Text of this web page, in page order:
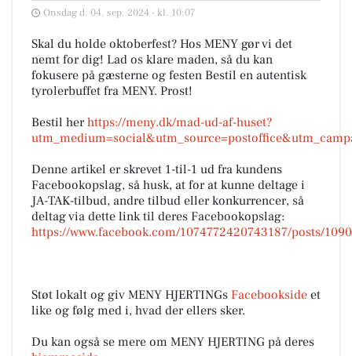
Onsdag d. 04. sep. 2024 - kl. 10:07
Skal du holde oktoberfest? Hos MENY gør vi det
nemt for dig! Lad os klare maden, så du kan
fokusere på gæsterne og festen Bestil en autentisk
tyrolerbuffet fra MENY. Prost!
Bestil herhttps://meny.dk/mad-ud-af-huset?
Denne artikel er skrevet 1-til-1 ud fra kundens
Facebookopslag, så husk, at for at kunne deltage i
JA-TAK-tilbud, andre tilbud eller konkurrencer, så
deltag via dette link til deres Facebookopslag:
https://www.facebook.com/1074772420743187/posts/
Støt lokalt og giv MENY HJERTINGs Facebookside et
like og følg med i, hvad der ellers sker.
Du kan også se mere om MENY HJERTING på deres